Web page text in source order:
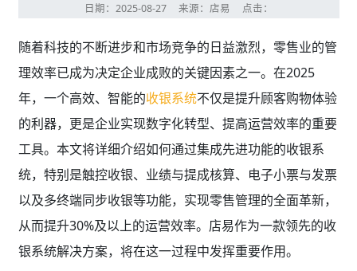
日期：2025-08-27 来源：店易 点击：
随着科技的不断进步和市场竞争的日益激烈，零售业的管
理效率已成为决定企业成败的关键因素之一。在2025
年，一个高效、智能的收银系统不仅是提升顾客购物体验
的利器，更是企业实现数字化转型、提高运营效率的重要
工具。本文将详细介绍如何通过集成先进功能的收银系
统，特别是触控收银、业绩与提成核算、电子小票与发票
以及多终端同步收银等功能，实现零售管理的全面革新，
从而提升30%及以上的运营效率。店易作为一款领先的收
银系统解决方案，将在这一过程中发挥重要作用。